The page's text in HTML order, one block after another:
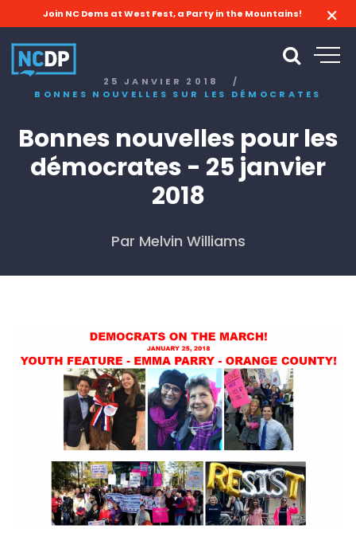
Join NC Dems at West Fest, a Party in the Mountains!
25 JANVIER 2018
/
BONNES NOUVELLES SUR LES DÉMOCRATES
Bonnes nouvelles pour les
démocrates - 25 janvier
2018
Par Melvin Williams